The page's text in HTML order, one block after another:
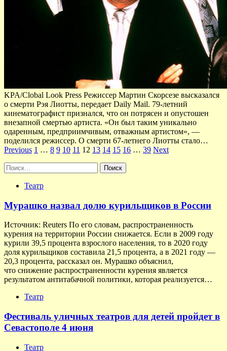
KPA/Clobal Look Press Режиссер Мартин Скорсезе высказался
о смерти Рэя Лиотты, передает Daily Mail. 79-летний
кинематографист признался, что он потрясен и опустошен
внезапной смертью артиста. «Он был таким уникально
одаренным, предприимчивым, отважным артистом», —
поделился режиссер. О смерти 67-летнего Лиотты стало…
Пагинация
записей
Previous 1 … 8 9 10 11 12 13 14 15 16 … 39 Next
Найти:
Театр
Мурашко назвал долю курильщиков в России
Источник: Reuters По его словам, распространенность
курения на территории России снижается. Если в 2009 году
курили 39,5 процента взрослого населения, то в 2020 году
доля курильщиков составила 21,5 процента, а в 2021 году —
20,3 процента, рассказал он. Мурашко объяснил,
что снижение распространенности курения является
результатом антитабачной политики, которая реализуется…
Театр
Фестиваль уличных театров для детей пройдет в
Севастополе 4 июня
Театр